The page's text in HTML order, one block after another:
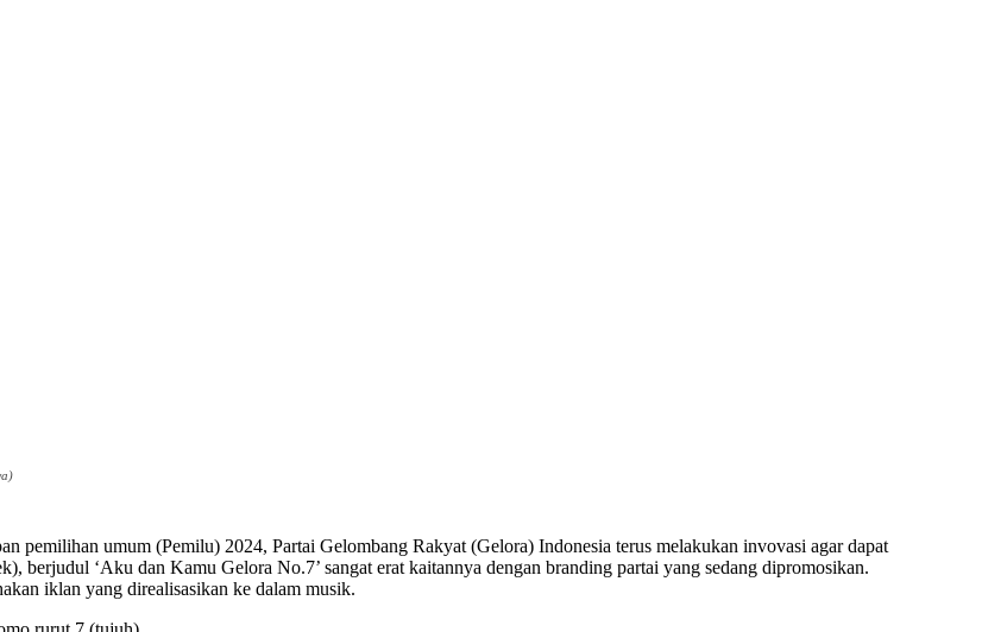
pemilihan umum (Pemilu) 2024, Partai Gelombang Rakyat (Gelora) Indonesia terus melakukan invovasi agar dapat
berjudul ‘Aku dan Kamu Gelora No.7’ sangat erat kaitannya dengan branding partai yang sedang dipromosikan.
iklan yang direalisasikan ke dalam musik.